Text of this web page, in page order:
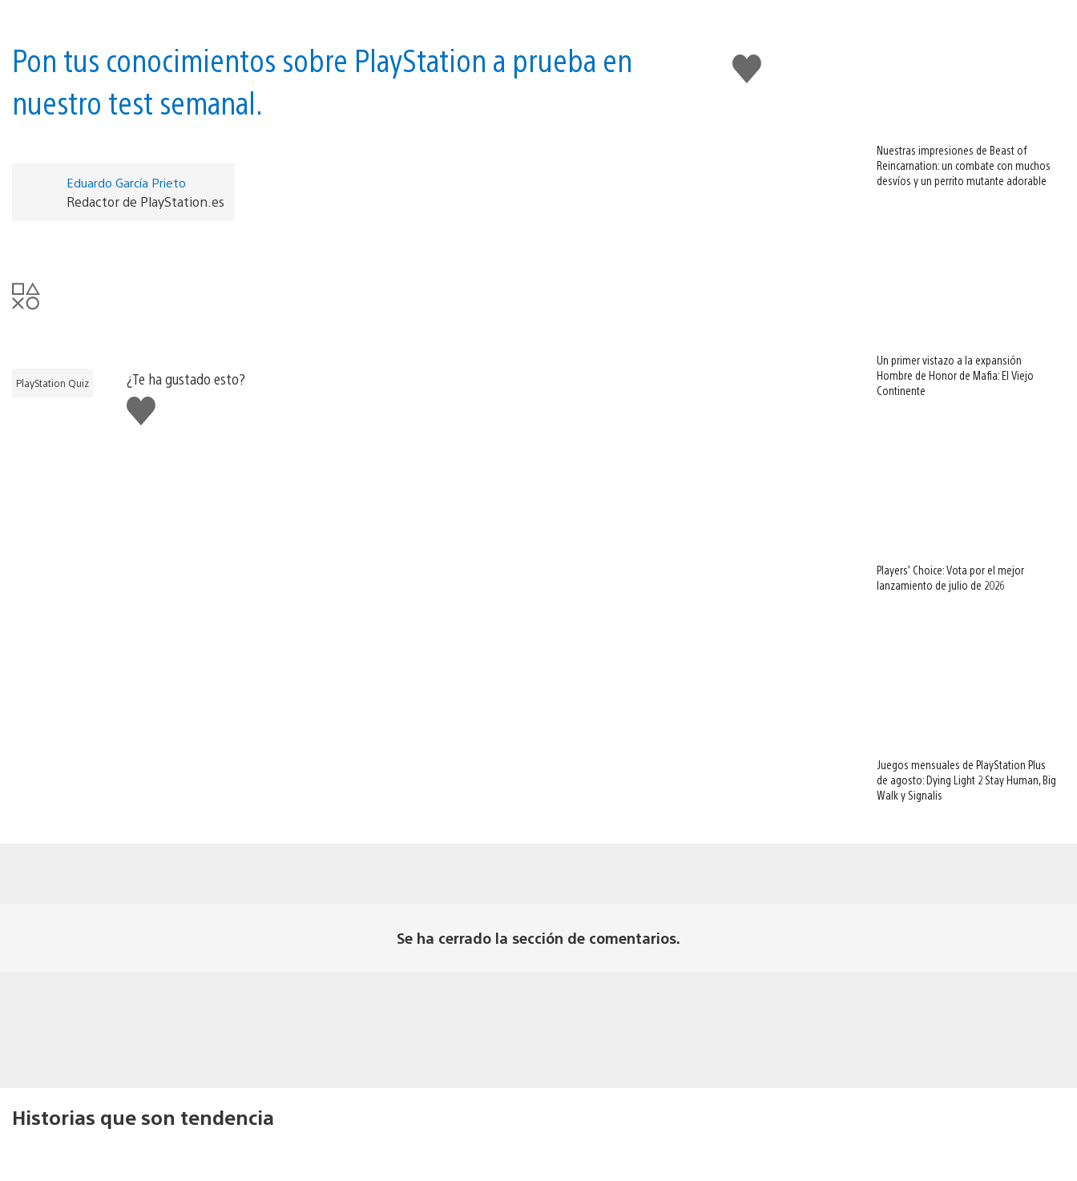
Me
gusta
Pon tus conocimientos sobre PlayStation a prueba en
nuestro test semanal.
Eduardo García Prieto
Redactor de PlayStation.es
PlayStation Quiz
¿Te ha gustado esto?
Me
gusta
Nuestras impresiones de Beast of
Reincarnation: un combate con muchos
desvíos y un perrito mutante adorable
Un primer vistazo a la expansión
Hombre de Honor de Mafia: El Viejo
Continente
Players’ Choice: Vota por el mejor
lanzamiento de julio de 2026
Juegos mensuales de PlayStation Plus
de agosto: Dying Light 2 Stay Human, Big
Walk y Signalis
Se ha cerrado la sección de comentarios.
Historias que son tendencia